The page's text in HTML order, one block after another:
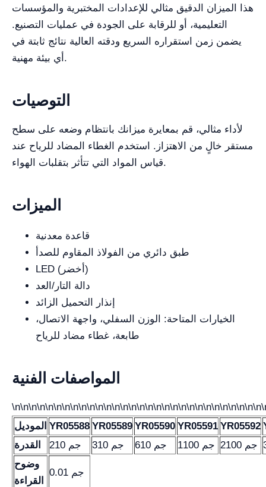
هذا الميزان الدقيق مثالي للإعدادات المختبرية والمؤسسات
التعليمية، أو للرقابة على الجودة في عمليات التصنيع.
يضمن زمن استقراره السريع ودقته العالية نتائج ثابتة في
أي بيئة مهنية.
التوصيات
لأداء مثالي، قم بمعايرة ميزانك بانتظام وضعه على سطح
مستقر خالٍ من الاهتزاز. استخدم الغطاء المضاد للرياح عند
قياس المواد التي تتأثر بتقلبات الهواء.
الميزات
قاعدة معدنية
طبق دائري من الفولاذ المقاوم للصدأ
LED (أخضر)
دالة التار/العد
إنذار التحميل الزائد
الخيارات المتاحة: الوزن السفلي، واجهة الاتصال،
طابعة، غطاء مضاد للرياح
المواصفات الفنية
الموديل YR05588 YR05589 YR05590 YR05591 YR05592
القدرة
210 جم 310 جم 610 جم 1100 جم
2100 جم
وضوح
القراءة
0.01 جم